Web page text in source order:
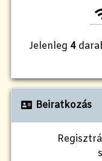
Jelenleg 4
Beiratkozás